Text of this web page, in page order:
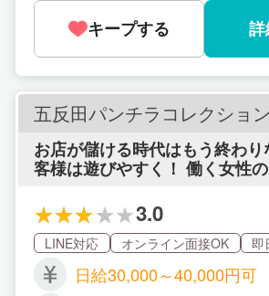
間、ご注文に合わせてお
す。不規則なお仕事・忙
間の副業としてや、学業
イトとしてもとても働き
す。
キープする
五反田パンチラコレクション
お店が儲ける時代はもう終わりな
客様は遊びやすく！ 働く女性
それでいい。 風俗愛だけで、利益度外視の新
しいリフレを五反田にオープン
3.0
LINE対応 オンライン面接OK 即
日給30,000～40,000円可